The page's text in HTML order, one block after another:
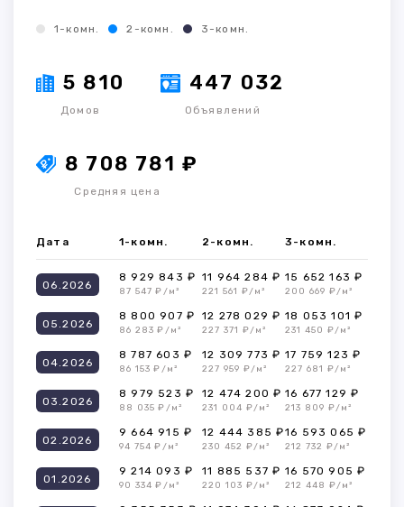
1-комн. 2-комн. 3-комн.
5 810
Домов
447 032
Объявлений
8 708 781 ₽
Средняя цена
Дата 1-комн. 2-комн. 3-комн.
06.2026
8 929 843 ₽
87 547 ₽/м²
11 964 284 ₽
221 561 ₽/м²
15 652 163 ₽
200 669 ₽/м²
05.2026
8 800 907 ₽
86 283 ₽/м²
12 278 029 ₽
227 371 ₽/м²
18 053 101 ₽
231 450 ₽/м²
04.2026
8 787 603 ₽
86 153 ₽/м²
12 309 773 ₽
227 959 ₽/м²
17 759 123 ₽
227 681 ₽/м²
03.2026
8 979 523 ₽
88 035 ₽/м²
12 474 200 ₽
231 004 ₽/м²
16 677 129 ₽
213 809 ₽/м²
02.2026
9 664 915 ₽
94 754 ₽/м²
12 444 385 ₽
230 452 ₽/м²
16 593 065 ₽
212 732 ₽/м²
01.2026
9 214 093 ₽
90 334 ₽/м²
11 885 537 ₽
220 103 ₽/м²
16 570 905 ₽
212 448 ₽/м²